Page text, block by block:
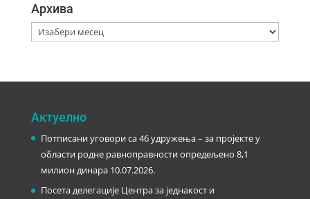
Архива
Архива
Актуелно
Потписани уговори са 46 удружења – за пројекте у
области родне равноправности опредељено 8,1
милион динара 10.07.2026.
Посета делегације Центра за једнакост и